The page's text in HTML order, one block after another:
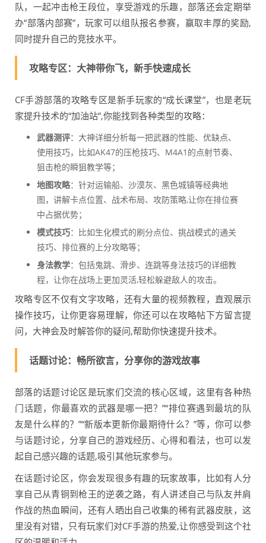
队，一起冲击枪王段位，享受游戏的乐趣，部落还会定期举
办“部落内部赛”，玩家可以组队报名参赛，赢取丰厚的奖励,
同时提升自己的竞技水平。
攻略专区：大神带你飞，新手快速成长
CF手游部落的攻略专区是新手玩家的“成长课堂”，也是老玩
家提升技术的“加油站”,你能找到各种类型的攻略：
武器测评：大神详细分析每一把武器的性能、优缺点、
使用技巧，比如AK47的压枪技巧、M4A1的点射节奏、
狙击枪的瞬狙教学等；
地图攻略：针对运输船、沙漠灰、黑色城镇等经典地
图，讲解卡点位置、战术布局、攻防策略,让你在排位赛
中占据优势；
模式技巧：比如生化模式的刷分点位、挑战模式的通关
技巧、排位赛的上分攻略等；
身法教学：包括鬼跳、滑步、连跳等身法技巧的详细教
程，让你在战场上更加灵活,轻松躲避敌人的攻击。
攻略专区不仅有文字攻略，还有大量的视频教程，直观展示
操作技巧，让你更容易理解，你还可以在攻略帖下方留言提
问，大神会及时解答你的疑问,帮助你快速提升技术。
话题讨论：畅所欲言，分享你的游戏故事
部落的话题讨论区是玩家们交流的核心区域，这里有各种热
门话题，你最喜欢的武器是哪一把？”“排位赛遇到最坑的队
友是什么样的？”“新版本更新你最期待什么？”等，你可以参
与话题讨论，分享自己的游戏经历、心得和看法，也可以发
起自己感兴趣的话题,吸引其他玩家参与。
在话题讨论区，你会发现很多有趣的玩家故事，比如有人分
享自己从青铜到枪王的逆袭之路，有人讲述自己与队友并肩
作战的热血瞬间，还有人晒出自己收集的稀有武器皮肤，这
里没有对错，只有玩家们对CF手游的热爱,让你感受到这个社